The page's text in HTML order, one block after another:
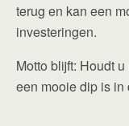
terug en kan een
investeringen.
Motto blijft: Houdt
een mooie dip is